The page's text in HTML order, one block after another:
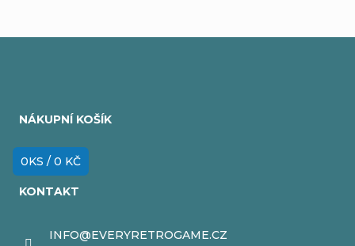
NÁKUPNÍ KOŠÍK
0KS / 0 KČ
KONTAKT
INFO@EVERYRETROGAME.CZ